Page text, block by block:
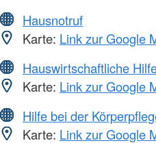
Hausnotruf
Karte: Link zur Google
Hauswirtschaftliche
Karte: Link zur Google
Hilfe bei der
Karte: Link zur Google